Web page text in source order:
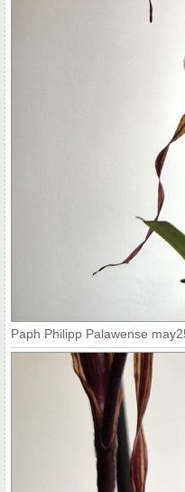
Paph Philipp Palawense